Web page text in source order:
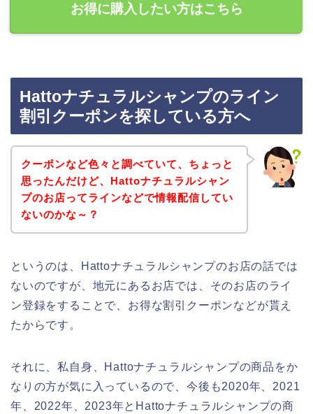
お得に購入したい方はこちら
Hattoナチュラルシャンプのライン
割引クーポンを探している方へ
クーポンなど色々と調べていて、ちょっと
思ったんだけど、Hattoナチュラルシャン
プのお店ってラインなどで情報配信してい
ないのかな～？
というのは、Hattoナチュラルシャンプのお店の話では
ないのですが、地元にあるお店では、そのお店のライ
ン登録をすることで、お得な割引クーポンなどが貰え
たからです。
それに、私自身、Hattoナチュラルシャンプの商品をか
なりの方が気に入っているので、今後も2020年、2021
年、2022年、2023年とHattoナチュラルシャンプの商